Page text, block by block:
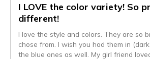
I LOVE the color variety! So
different!
I love the style and colors. They are so
chose from. I wish you had them in
the blue ones as well. My girl friend